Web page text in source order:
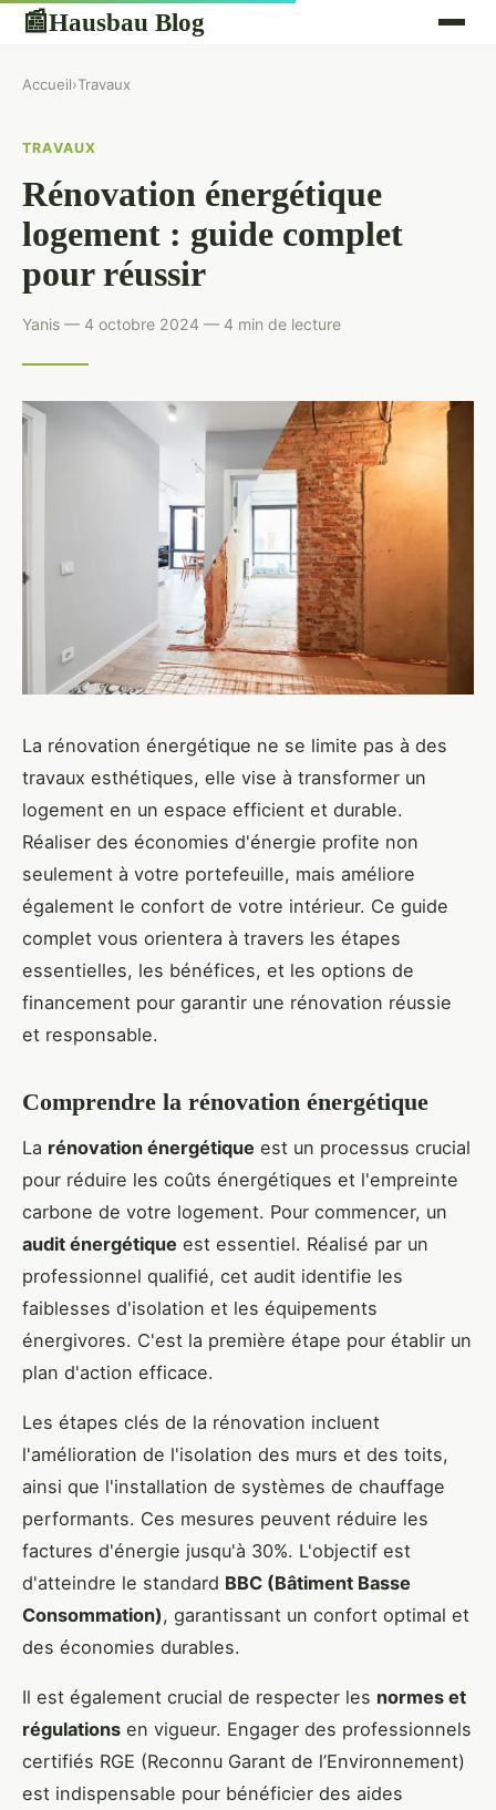
📰Hausbau Blog
Accueil›Travaux
TRAVAUX
Rénovation énergétique
logement : guide complet
pour réussir
Yanis — 4 octobre 2024 — 4 min de lecture
La rénovation énergétique ne se limite pas à des
travaux esthétiques, elle vise à transformer un
logement en un espace efficient et durable.
Réaliser des économies d'énergie profite non
seulement à votre portefeuille, mais améliore
également le confort de votre intérieur. Ce guide
complet vous orientera à travers les étapes
essentielles, les bénéfices, et les options de
financement pour garantir une rénovation réussie
et responsable.
Comprendre la rénovation énergétique
La rénovation énergétique est un processus crucial
pour réduire les coûts énergétiques et l'empreinte
carbone de votre logement. Pour commencer, un
audit énergétique est essentiel. Réalisé par un
professionnel qualifié, cet audit identifie les
faiblesses d'isolation et les équipements
énergivores. C'est la première étape pour établir un
plan d'action efficace.
Les étapes clés de la rénovation incluent
l'amélioration de l'isolation des murs et des toits,
ainsi que l'installation de systèmes de chauffage
performants. Ces mesures peuvent réduire les
factures d'énergie jusqu'à 30%. L'objectif est
d'atteindre le standard BBC (Bâtiment Basse
Consommation), garantissant un confort optimal et
des économies durables.
Il est également crucial de respecter les normes et
régulations en vigueur. Engager des professionnels
certifiés RGE (Reconnu Garant de l’Environnement)
est indispensable pour bénéficier des aides